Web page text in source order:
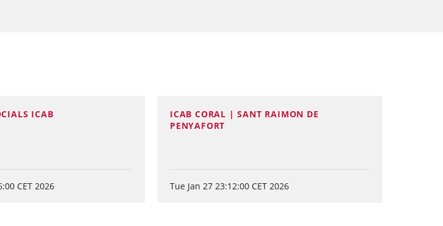
ICAB
CET 2026
ICAB CORAL | SANT RAIMON DE
PENYAFORT
Tue Jan 27 23:12:00 CET 2026